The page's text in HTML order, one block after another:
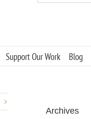
Support Our Work Blog
Archives